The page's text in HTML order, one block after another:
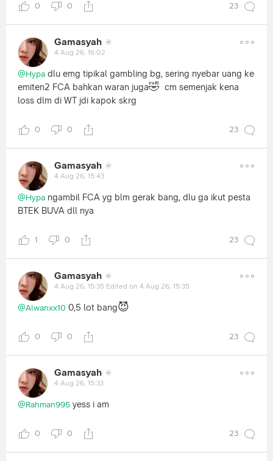
0 0 23
Gamasyah
4 Aug 26, 16:02
@Hypa dlu emg tipikal gambling bg, sering nyebar uang ke
emiten2 FCA bahkan waran juga🤣 cm semenjak kena
loss dlm di WT jdi kapok skrg
0 0 23
Gamasyah
4 Aug 26, 15:43
@Hypa ngambil FCA yg blm gerak bang, dlu ga ikut pesta
BTEK BUVA dll nya
1 0 23
Gamasyah
4 Aug 26, 15:35 Edited on 4 Aug 26, 15:35
@Alwanxx10 0,5 lot bang😈
0 0 23
Gamasyah
4 Aug 26, 15:33
@Rahman995 yess i am
0 0 23